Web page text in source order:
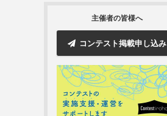
主催者の皆様へ
コンテスト掲載申し込み